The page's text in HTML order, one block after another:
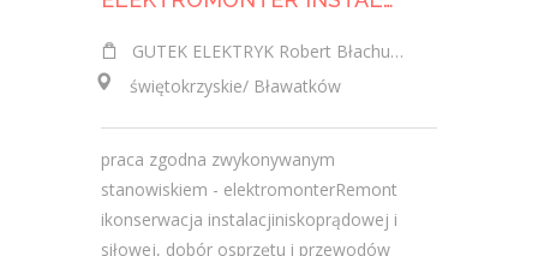
GUTEK ELEKTRYK Robert Błachucki
świętokrzyskie/ Bławatków
praca zgodna zwykonywanym
stanowiskiem - elektromonterRemont
ikonserwacja instalacjiniskoprądowej i
siłowej, dobór osprzętu i przewodów